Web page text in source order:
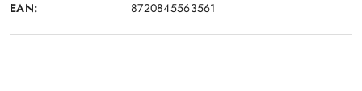
EAN: 8720845563561